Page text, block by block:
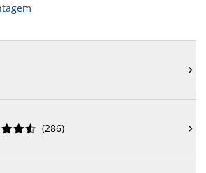




 (286) 